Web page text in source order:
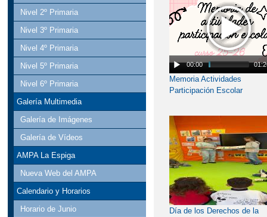
Nivel 2º Primaria
Nivel 3º Primaria
Nivel 4º Primaria
Nivel 5º Primaria
Nivel 6º Primaria
Galería Multimedia
Galería de Imágenes
Galería de Vídeos
AMPA La Espiga
Nueva Web del AMPA
Calendario y Horarios
Horario de Junio
00:00
Memoria Actividades
Participación Escolar
Día de los Derechos de la